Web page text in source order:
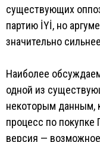
существующих
партию İYİ, но
значительно
Наиболее
одной из
некоторым данным,
процесс по покупке
версия —